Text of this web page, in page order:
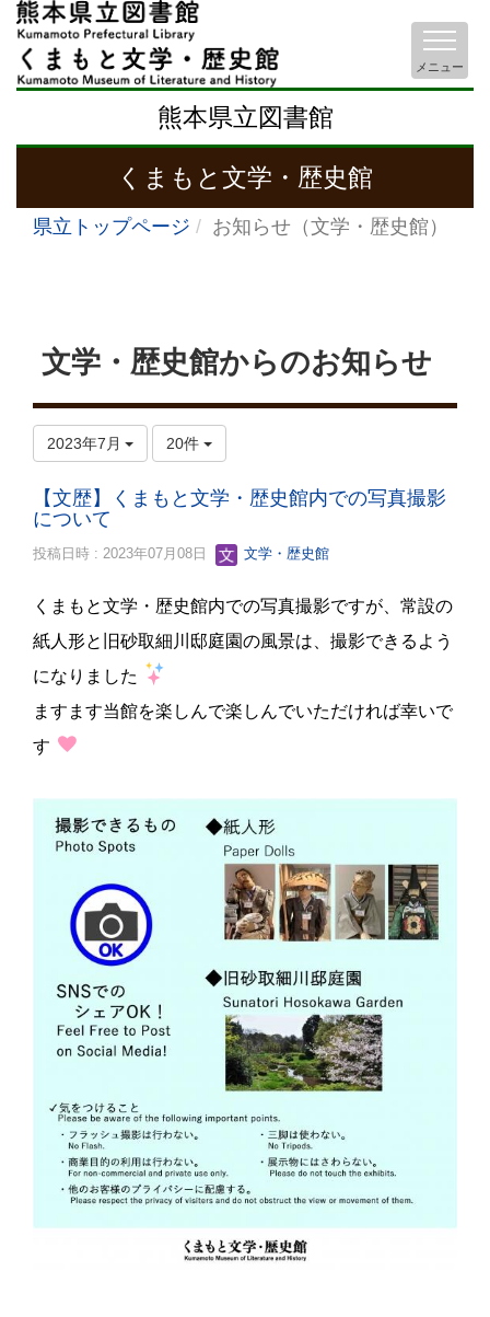
熊本県立図書館
くまもと文学・歴史館
メニュー
県立トップページ お知らせ（文学・歴史館）
文学・歴史館からのお知らせ
2023年7月 20件
【文歴】くまもと文学・歴史館内での写真撮影
について
投稿日時 : 2023年07月08日 文学・歴史館
くまもと文学・歴史館内での写真撮影ですが、常設の
紙人形と旧砂取細川邸庭園の風景は、撮影できるよう
になりました
ますます当館を楽しんで楽しんでいただければ幸いで
す